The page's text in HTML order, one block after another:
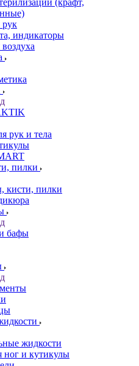
(крафт,
рук
индикаторы
рук и тела
пилки
кисти, пилки
бафы
жидкости
ног и кутикулы